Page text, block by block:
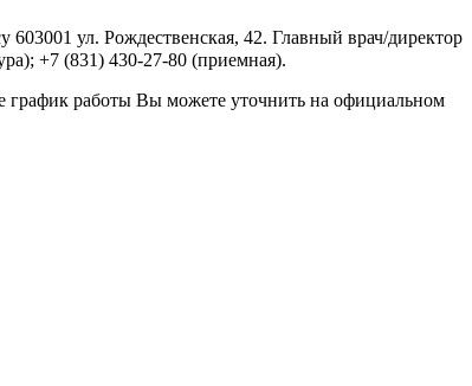
ул. Рождественская, 42. Главный врач/директор
+7 (831) 430-27-80 (приемная).
график работы Вы можете уточнить на официальном